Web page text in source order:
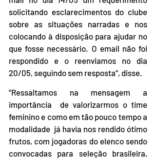
solicitando esclarecimentos do clube
sobre as situações narradas e nos
colocando à disposição para ajudar no
que fosse necessário. O email não foi
respondido e o reenviamos no dia
20/05, seguindo sem resposta", disse.
"Ressaltamos na mensagem a
importância  de valorizarmos o time
feminino e como em tão pouco tempo a
modalidade  já havia nos rendido ótimo
frutos, com jogadoras do elenco sendo
convocadas para seleção brasileira,